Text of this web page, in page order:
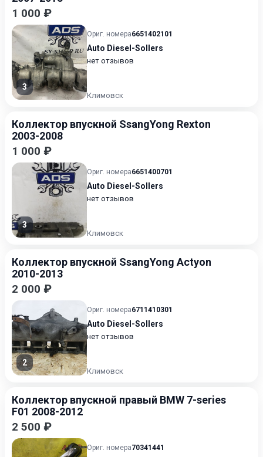
1 000 ₽
3
Ориг. номера6651402101
Auto Diesel-Sollers
нет отзывов
Климовск
Коллектор впускной SsangYong Rexton
2003-2008
1 000 ₽
3
Ориг. номера6651400701
Auto Diesel-Sollers
нет отзывов
Климовск
Коллектор впускной SsangYong Actyon
2010-2013
2 000 ₽
2
Ориг. номера6711410301
Auto Diesel-Sollers
нет отзывов
Климовск
Коллектор впускной правый BMW 7-series
F01 2008-2012
2 500 ₽
Ориг. номера70341441